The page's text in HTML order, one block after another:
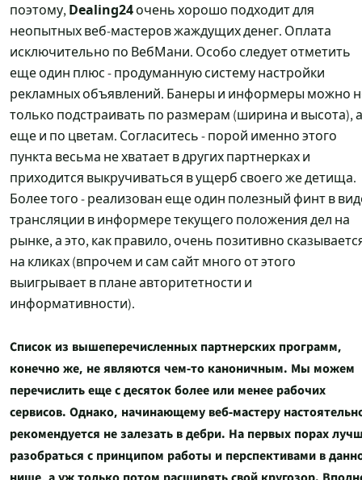
поэтому,Dealing24очень хорошо подходит для
неопытных веб-мастеров жаждущих денег. Оплата
исключительно по ВебМани. Особо следует отметить
еще один плюс - продуманную систему настройки
рекламных объявлений. Банеры и информеры можно
только подстраивать по размерам (ширина и высота), а
еще и по цветам. Согласитесь - порой именно этого
пункта весьма не хватает в других партнерках и
приходится выкручиваться в ущерб своего же детища.
Более того - реализован еще один полезный финт в
трансляции в информере текущего положения дел на
рынке, а это, как правило, очень позитивно
на кликах (впрочем и сам сайт много от этого
выигрывает в плане авторитетности и
информативности).
Список из вышеперечисленных партнерских программ,
конечно же, не являются чем-то каноничным. Мы можем
перечислить еще с десяток более или менее рабочих
сервисов. Однако, начинающему веб-мастеру
рекомендуется не залезать в дебри. На первых порах
разобраться с принципом работы и перспективами в